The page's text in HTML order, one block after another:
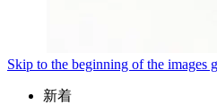
Skip to the beginning of the images
新着